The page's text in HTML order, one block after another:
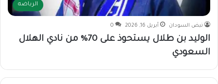
الرياضه
نبض السودان أبريل 16, 2026 0
الوليد بن طلال يستحوذ على 70% من نادي الهلال
السعودي